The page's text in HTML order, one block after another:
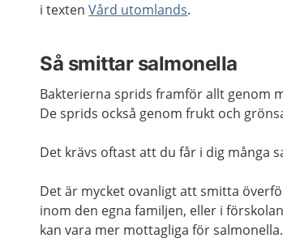
i textenVård utomlands.
Så smittar salmonella
Bakterierna sprids framför allt genom
De sprids också genom frukt och
Det krävs oftast att du får i dig många
Det är mycket ovanligt att smitta
inom den egna familjen, eller i
kan vara mer mottagliga för salmonella.